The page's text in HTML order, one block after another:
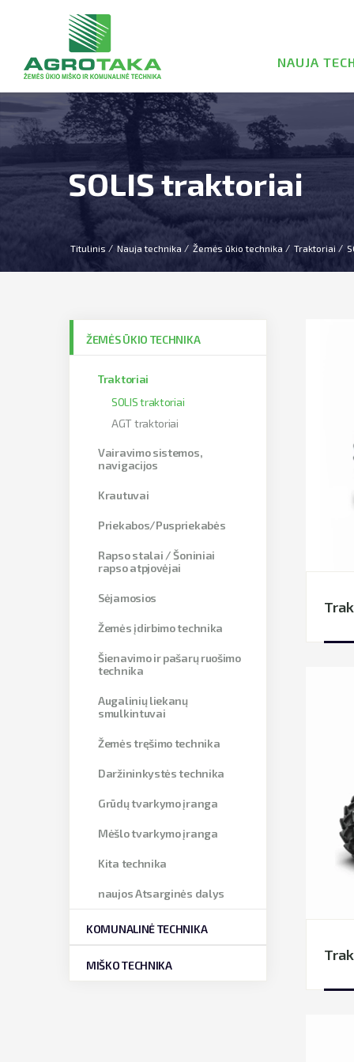
NAUJA
SOLIS traktoriai
Titulinis Nauja technika Žemės ūkio technika Traktoriai
ŽEMĖS ŪKIO TECHNIKA
Traktoriai
SOLIS traktoriai
AGT traktoriai
Vairavimo sistemos,
navigacijos
Krautuvai
Priekabos/Puspriekabės
Rapso stalai / Šoniniai
rapso atpjovėjai
Sėjamosios
Žemės įdirbimo technika
Šienavimo ir pašarų ruošimo
technika
Augalinių liekanų
smulkintuvai
Žemės tręšimo technika
Daržininkystės technika
Grūdų tvarkymo įranga
Mėšlo tvarkymo įranga
Kita technika
naujos Atsarginės dalys
KOMUNALINĖ TECHNIKA
MIŠKO TECHNIKA